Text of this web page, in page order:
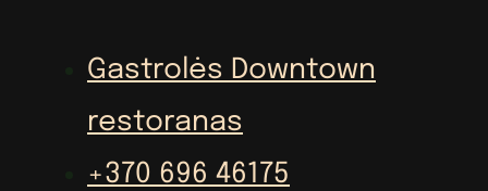
Gastrolės Downtown
restoranas
+370 696 46175